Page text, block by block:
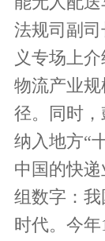
法规司副
义专场上
物流产业
径。同时
纳入地方“
中国的快
组数字：我
时代。今